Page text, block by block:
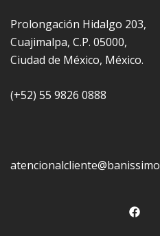
Prolongación Hidalgo 203,
Cuajimalpa, C.P. 05000,
Ciudad de México, México.
(+52) 55 9826 0888